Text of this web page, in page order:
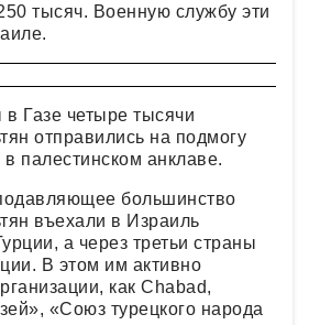
тысяч. Военную службу эти
Газе четыре тысячи
отправились на подмогу
палестинском анклаве.
большинство
въехали в Израиль
а через третьи страны
В этом им активно
как Chabad,
«Союз турецкого народа